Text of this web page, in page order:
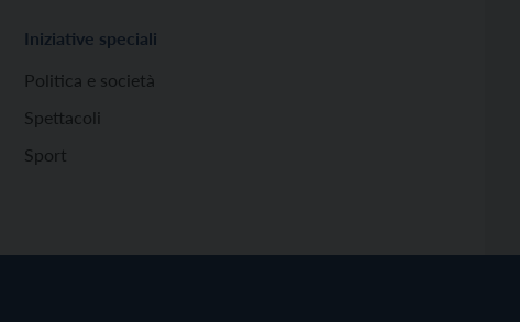
Iniziative speciali
Politica e società
Spettacoli
Sport